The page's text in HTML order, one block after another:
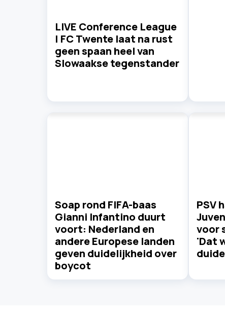
LIVE Conference League
| FC Twente laat na rust
geen spaan heel van
Slowaakse tegenstander
Soap rond FIFA-baas
Gianni Infantino duurt
voort: Nederland en
andere Europese landen
geven duidelijkheid over
boycot
PSV
voor
'Dat